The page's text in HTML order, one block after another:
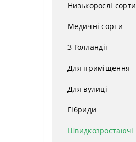
Низькорослі сорти
Медичні сорти
З Голландії
Для приміщення
Для вулиці
Гібриди
Швидкозростаючі